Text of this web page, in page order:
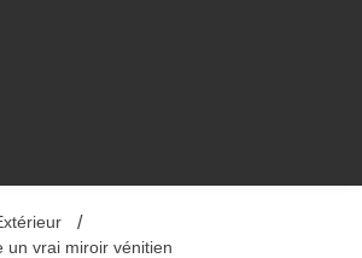
un vrai miroir vénitien